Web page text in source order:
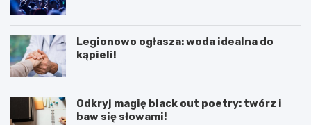
Legionowo ogłasza: woda idealna do
kąpieli!
Odkryj magię black out poetry: twórz i
baw się słowami!